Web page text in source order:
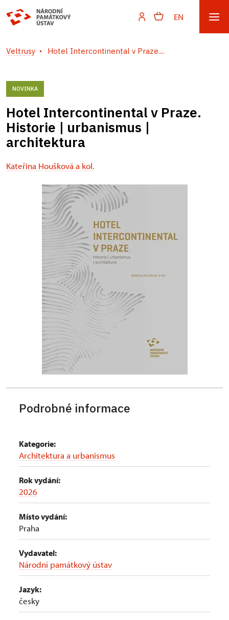
EN
Veltrusy Hotel Intercontinental v Praze....
NOVINKA
Hotel Intercontinental v Praze.
Historie | urbanismus |
architektura
Kateřina Houšková a kol.
Podrobné informace
Kategorie:
Architektura a urbanismus
Rok vydání:
2026
Místo vydání:
Praha
Vydavatel:
Národní památkový ústav
Jazyk:
česky